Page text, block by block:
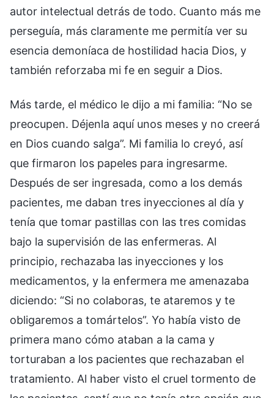
autor intelectual detrás de todo. Cuanto más me
perseguía, más claramente me permitía ver su
esencia demoníaca de hostilidad hacia Dios, y
también reforzaba mi fe en seguir a Dios.
Más tarde, el médico le dijo a mi familia: “No se
preocupen. Déjenla aquí unos meses y no creerá
en Dios cuando salga”. Mi familia lo creyó, así
que firmaron los papeles para ingresarme.
Después de ser ingresada, como a los demás
pacientes, me daban tres inyecciones al día y
tenía que tomar pastillas con las tres comidas
bajo la supervisión de las enfermeras. Al
principio, rechazaba las inyecciones y los
medicamentos, y la enfermera me amenazaba
diciendo: “Si no colaboras, te ataremos y te
obligaremos a tomártelos”. Yo había visto de
primera mano cómo ataban a la cama y
torturaban a los pacientes que rechazaban el
tratamiento. Al haber visto el cruel tormento de